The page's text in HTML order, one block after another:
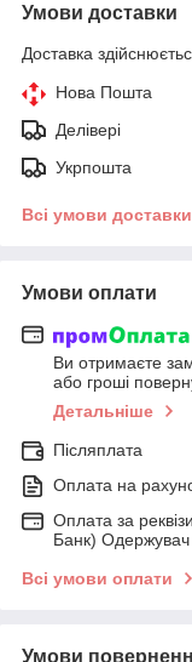
Умови доставки
Доставка
Нова Пошта
Делівері
Укрпошта
Всі умови доставки
Умови оплати
Ви отримаєте
або гроші
Детальніше
Післяплата
Оплата на
Оплата за
Банк)
Всі умови оплати
Умови